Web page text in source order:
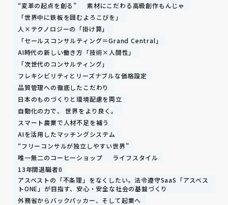
“変革の起点を創る”
素材にこだわる高級創作もんじゃ
「世界中に鉄板を囲むよろこびを」
人×テクノロジーの「掛け算」
「セールスコンサルティング＝Grand Central」
AI時代の新しい働き方「技術×人間性」
「次世代のコンサルティング」
フレキシビリティとリーズナブルな価格設定
品質管理への徹底したこだわり
日本のものづくりと環境配慮を両立
自動化の力で、 世界をより良く。
スマート農業で人材不足を補う
AIを活用したマッチングシステム
“フリーコンサルが独立しやすい世界”
唯一無二のコーヒーショップ
ライフスタイル
13年間退職者0
アスベストの「不条理」をなくしたい。法令遵守SaaS「アスベス
トONE」が目指す、安心・安全な社会の基盤づくり
外務省からバックパッカー、そして起業へ